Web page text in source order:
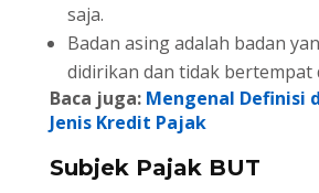
saja.
Badan asing adalah badan
didirikan dan tidak bertempat
Baca juga: Mengenal Definisi
Jenis Kredit Pajak
Subjek Pajak BUT